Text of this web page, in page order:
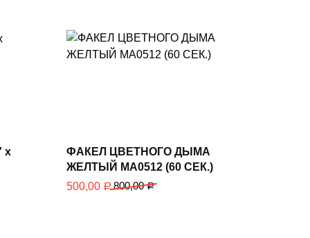
х
ФАКЕЛ ЦВЕТНОГО ДЫМА
ЖЕЛТЫЙ MA0512 (60 СЕК.)
800,00Р
500,00 Р